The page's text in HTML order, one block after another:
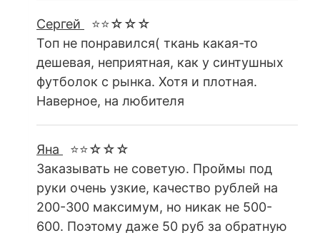
Сергей
⭐⭐☆☆☆
Топ не понравился( ткань какая-то
дешевая, неприятная, как у синтушных
футболок с рынка. Хотя и плотная.
Наверное, на любителя
Яна
⭐⭐☆☆☆
Заказывать не советую. Проймы под
руки очень узкие, качество рублей на
200-300 максимум, но никак не 500-
600. Поэтому даже 50 руб за обратную